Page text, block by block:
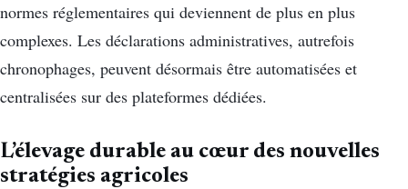
normes réglementaires qui deviennent de plus en plus
complexes. Les déclarations administratives, autrefois
chronophages, peuvent désormais être automatisées et
centralisées sur des plateformes dédiées.
L’élevage durable au cœur des nouvelles
stratégies agricoles